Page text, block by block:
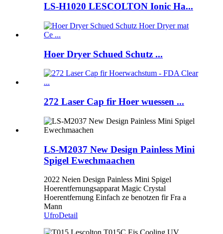
LS-H1020 LESCOLTON Ionic Ha...
Hoer Dryer Schued Schutz ...
272 Laser Cap fir Hoer wuessen ...
LS-M2037 New Design Painless Mini
Spigel Ewechmaachen
2022 Neien Design Painless Mini Spigel
Hoerentfernungsapparat Magic Crystal
Hoerentfernung Einfach ze benotzen fir Fra a
Mann
UfroDetail